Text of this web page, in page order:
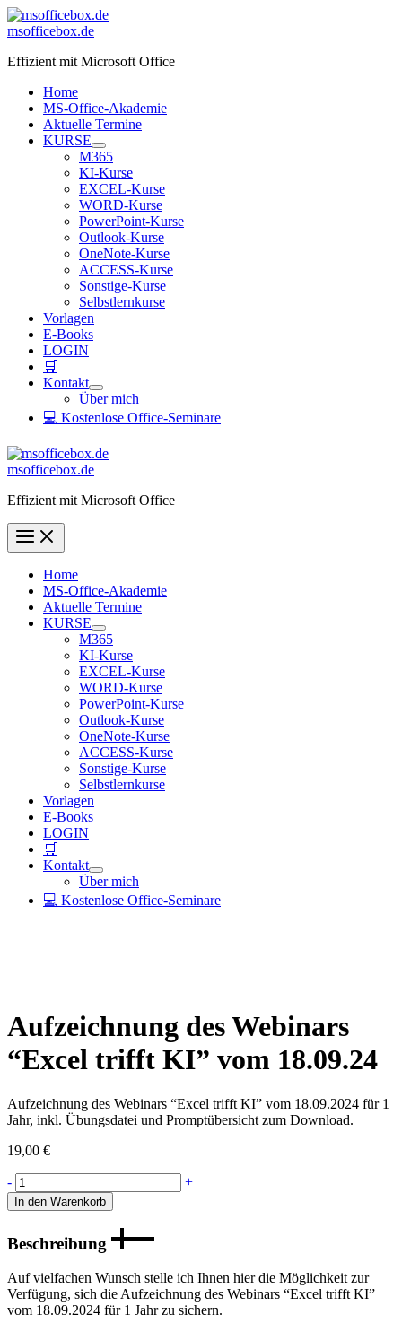
Zum
Inhalt
msofficebox.de
Effizient mit Microsoft Office
Home
MS-Office-Akademie
Aktuelle Termine
KURSE
M365
KI-Kurse
EXCEL-Kurse
WORD-Kurse
PowerPoint-Kurse
Outlook-Kurse
OneNote-Kurse
ACCESS-Kurse
Sonstige-Kurse
Selbstlernkurse
Vorlagen
E-Books
LOGIN
🛒
Kontakt
Über mich
💻 Kostenlose Office-Seminare
msofficebox.de
Effizient mit Microsoft Office
Home
MS-Office-Akademie
Aktuelle Termine
KURSE
M365
KI-Kurse
EXCEL-Kurse
WORD-Kurse
PowerPoint-Kurse
Outlook-Kurse
OneNote-Kurse
ACCESS-Kurse
Sonstige-Kurse
Selbstlernkurse
Vorlagen
E-Books
LOGIN
🛒
Kontakt
Über mich
💻 Kostenlose Office-Seminare
Aufzeichnung des Webinars
“Excel trifft KI” vom 18.09.24
Aufzeichnung des Webinars “Excel trifft KI” vom 18.09.2024 für 1
Jahr, inkl. Übungsdatei und Promptübersicht zum Download.
19,00 €
- Aufzeichnung
des
Webinars
trifft
vom
18.09.24
[Digital]
+
In den Warenkorb
Beschreibung
Auf vielfachen Wunsch stelle ich Ihnen hier die Möglichkeit zur
Verfügung, sich die Aufzeichnung des Webinars “Excel trifft KI”
vom 18.09.2024 für 1 Jahr zu sichern.